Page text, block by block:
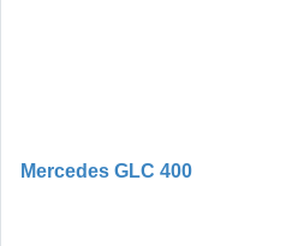
Mercedes GLC 400